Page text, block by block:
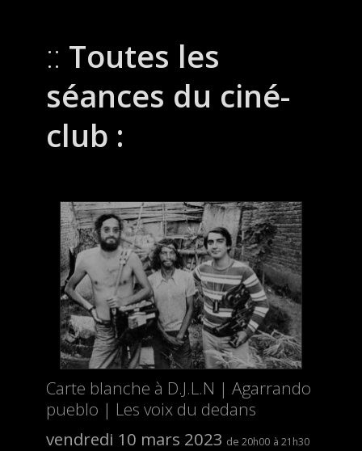
Toutes les
séances du ciné-
club :
Carte blanche à D.J.L.N | Agarrando
pueblo | Les voix du dedans
vendredi 10 mars 2023
20h00 21h30